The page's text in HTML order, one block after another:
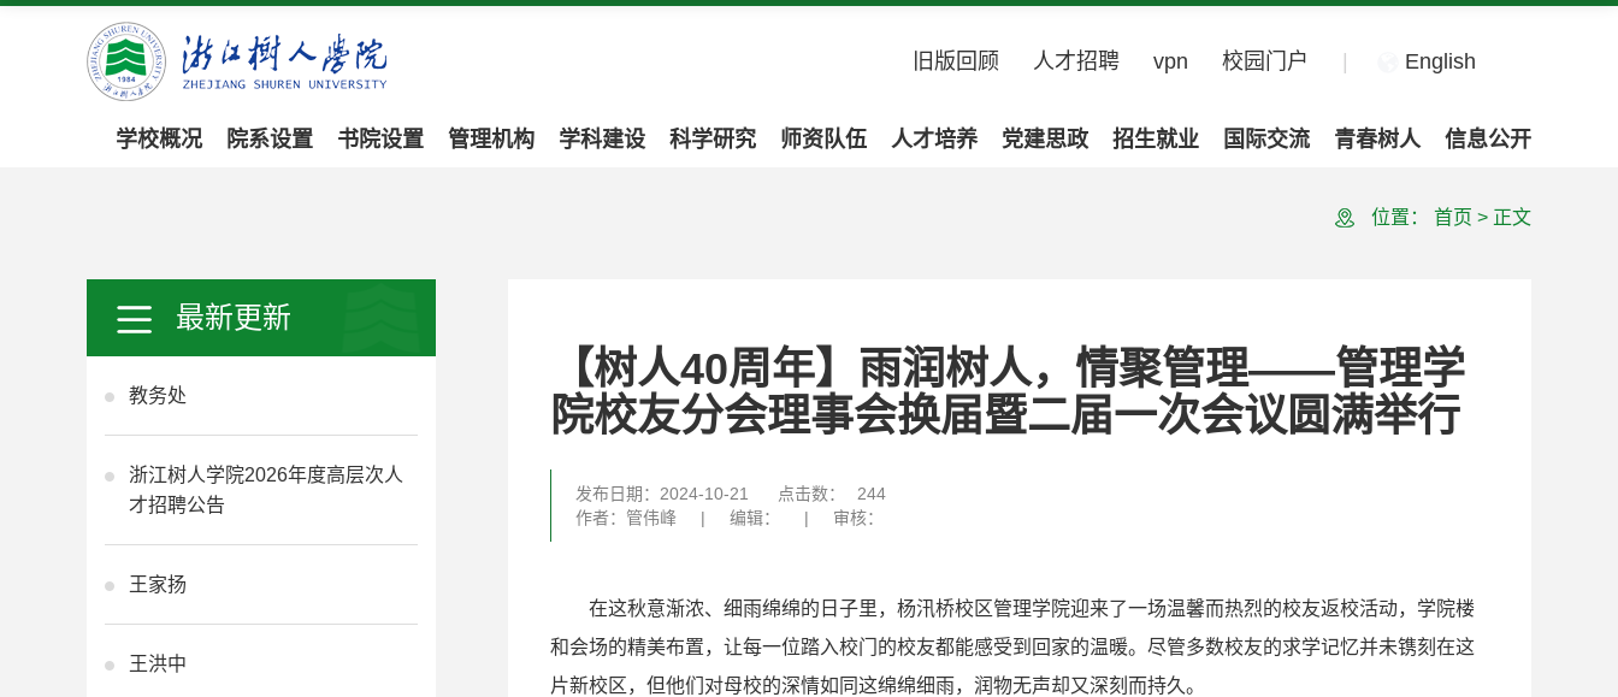
旧版回顾 人才招聘 vpn 校园门户 English
学校概况 院系设置 书院设置 管理机构 学科建设 科学研究 师资队伍 人才培养 党建思政 招生就业 国际交流 青春树人 信息公开
位置： 首页 > 正文
【树人40周年】雨润树人，情聚管理——管理学
院校友分会理事会换届暨二届一次会议圆满举行
发布日期：2024-10-21 点击数：
244
作者：管伟峰
| 编辑： | 审核：
在这秋意渐浓、细雨绵绵的日子里，杨汛桥校区管理学院迎来了一场温馨而热烈的校友返校活动，学院楼
和会场的精美布置，让每一位踏入校门的校友都能感受到回家的温暖。尽管多数校友的求学记忆并未镌刻在这
片新校区，但他们对母校的深情如同这绵绵细雨，润物无声却又深刻而持久。
最新更新
教务处
浙江树人学院2026年度高层次人
才招聘公告
王家扬
王洪中